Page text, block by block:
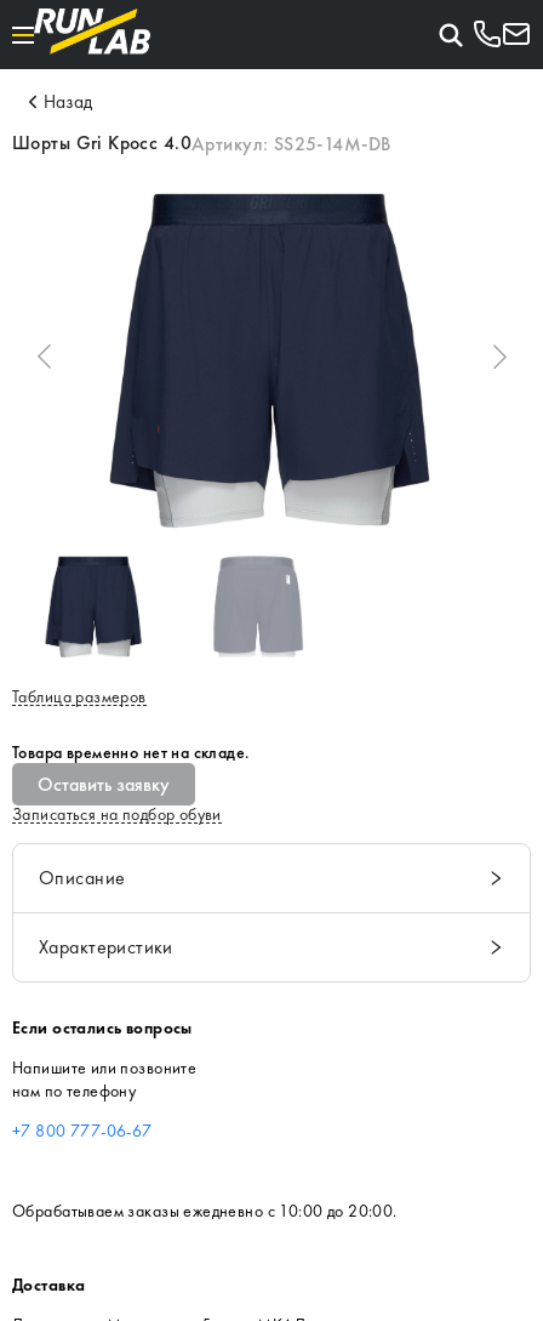
Назад
Шорты Gri Кросс 4.0Артикул: SS25-14M-DB
Таблица размеров
Товара временно нет на складе.
Оставить заявку
Записаться на подбор обуви
Описание
Характеристики
Если остались вопросы
Напишите или позвоните
нам по телефону
+7 800 777-06-67
Обрабатываем заказы ежедневно с 10:00 до 20:00.
Доставка